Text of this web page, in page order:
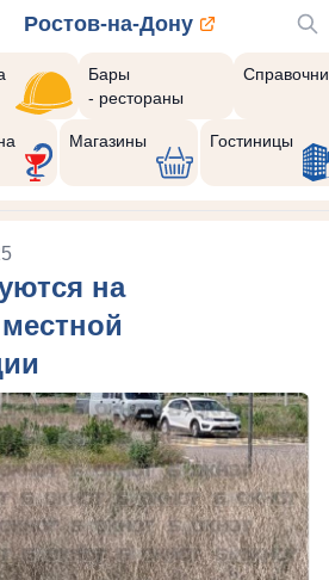
Ростов-на-Дону
Бары
- рестораны
Магазины Гостиницы
на